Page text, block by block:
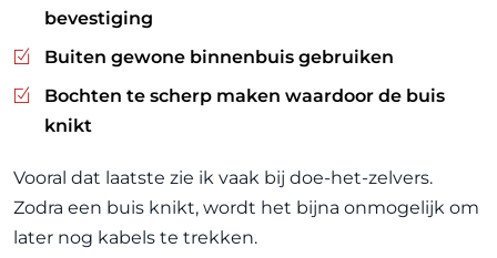
bevestiging
Buiten gewone binnenbuis gebruiken
Bochten te scherp maken waardoor de buis
knikt
Vooral dat laatste zie ik vaak bij doe-het-zelvers.
Zodra een buis knikt, wordt het bijna onmogelijk om
later nog kabels te trekken.